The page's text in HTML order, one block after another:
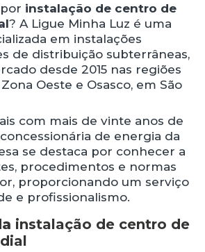
instalação de centro de
? A Ligue Minha Luz é uma
em instalações
de distribuição subterrâneas,
desde 2015 nas regiões
Oeste e Osasco, em São
com mais de vinte anos de
de energia da
se destaca por conhecer a
procedimentos e normas
proporcionando um serviço
e profissionalismo.
instalação de centro de